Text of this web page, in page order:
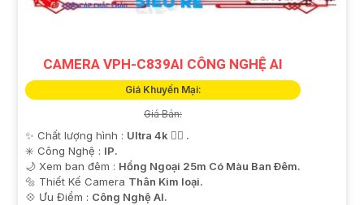
CAMERA VPH-C839AI CÔNG NGHỆ AI
Giá Khuyến Mại:
Giá Bán:
✨ Chất lượng hình : Ultra 4k 👍🏾 .
✳️ Công Nghệ : IP.
🌙 Xem ban đêm : Hồng Ngoại 25m Có Màu Ban Ðêm.
🔩 Thiết Kế Camera Thân Kim loại.
️💠 Ưu Điểm : Công Nghệ AI.